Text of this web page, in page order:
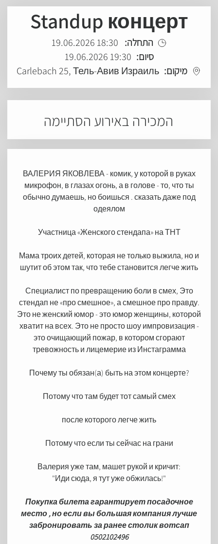
Standup концерт
התחלה: 18:30 19.06.2026
סיום: 19:30 19.06.2026
מיקום: Carlebach 25, Тель-Авив Израиль
המכירה באירוע הסתיימה
ВАЛЕРИЯ ЯКОВЛЕВА - комик, у которой в руках
микрофон, в глазах огонь, а в голове - то, что ты
обычно думаешь, но боишься . сказать даже под
одеялом
Участница «Женского стендапа» на ТНТ
Мама троих детей, которая не только выжила, но и
шутит об этом так, что тебе становится легче жить
Специалист по превращению боли в смех, Это
стендап не «про смешное», а смешное про правду.
Это не женский юмор - это юмор женщины, которой
хватит на всех. Это не просто шоу импровизация -
это очищающий пожар, в котором сгорают
тревожность и лицемерие из Инстаграмма
?Почему ты обязан(а) быть на этом концерте
Потому что там будет тот самый смех
после которого легче жить
Потому что если ты сейчас на грани
:Валерия уже там, машет рукой и кричит
"!Иди сюда, я тут уже обжилась"
Покупка билета гарантирует посадочное
место , но если вы большая компания лучше
забронировать за ранее столик вотсап
0502102496